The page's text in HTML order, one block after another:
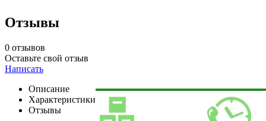
Отзывы
0 отзывов
Оставьте свой отзыв
Написать
Описание
Характеристики
Отзывы